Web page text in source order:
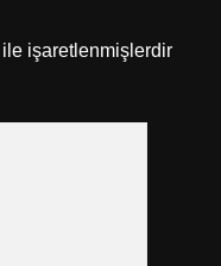
ile işaretlenmişlerdir